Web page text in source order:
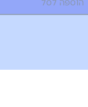
הוספה לסל